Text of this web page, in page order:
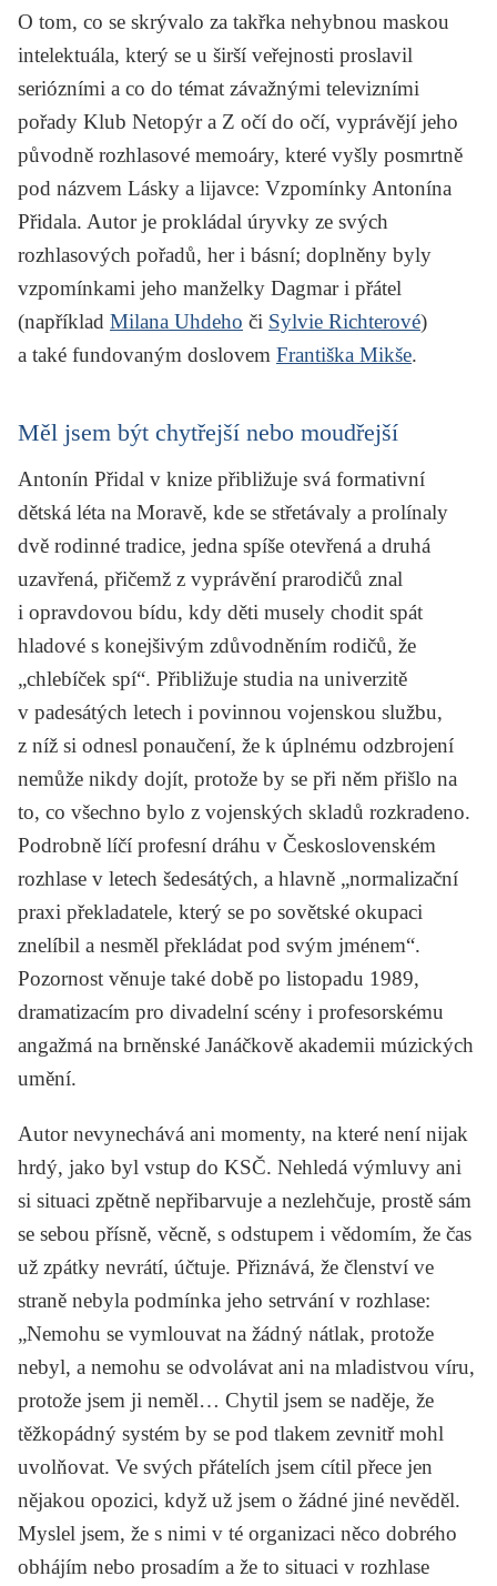
O tom, co se skrývalo za takřka nehybnou maskou
intelektuála, který se u širší veřejnosti proslavil
seriózními a co do témat závažnými televizními
pořady Klub Netopýr a Z očí do očí, vyprávějí jeho
původně rozhlasové memoáry, které vyšly posmrtně
pod názvem Lásky a lijavce: Vzpomínky Antonína
Přidala. Autor je prokládal úryvky ze svých
rozhlasových pořadů, her i básní; doplněny byly
vzpomínkami jeho manželky Dagmar i přátel
(například Milana Uhdeho či Sylvie Richterové)
a také fundovaným doslovem Františka Mikše.
Měl jsem být chytřejší nebo moudřejší
Antonín Přidal v knize přibližuje svá formativní
dětská léta na Moravě, kde se střetávaly a prolínaly
dvě rodinné tradice, jedna spíše otevřená a druhá
uzavřená, přičemž z vyprávění prarodičů znal
i opravdovou bídu, kdy děti musely chodit spát
hladové s konejšivým zdůvodněním rodičů, že
„chlebíček spí“. Přibližuje studia na univerzitě
v padesátých letech i povinnou vojenskou službu,
z níž si odnesl ponaučení, že k úplnému odzbrojení
nemůže nikdy dojít, protože by se při něm přišlo na
to, co všechno bylo z vojenských skladů rozkradeno.
Podrobně líčí profesní dráhu v Československém
rozhlase v letech šedesátých, a hlavně „normalizační
praxi překladatele, který se po sovětské okupaci
znelíbil a nesměl překládat pod svým jménem“.
Pozornost věnuje také době po listopadu 1989,
dramatizacím pro divadelní scény i profesorskému
angažmá na brněnské Janáčkově akademii múzických
umění.
Autor nevynechává ani momenty, na které není nijak
hrdý, jako byl vstup do KSČ. Nehledá výmluvy ani
si situaci zpětně nepřibarvuje a nezlehčuje, prostě sám
se sebou přísně, věcně, s odstupem i vědomím, že čas
už zpátky nevrátí, účtuje. Přiznává, že členství ve
straně nebyla podmínka jeho setrvání v rozhlase:
„Nemohu se vymlouvat na žádný nátlak, protože
nebyl, a nemohu se odvolávat ani na mladistvou víru,
protože jsem ji neměl… Chytil jsem se naděje, že
těžkopádný systém by se pod tlakem zevnitř mohl
uvolňovat. Ve svých přátelích jsem cítil přece jen
nějakou opozici, když už jsem o žádné jiné nevěděl.
Myslel jsem, že s nimi v té organizaci něco dobrého
obhájím nebo prosadím a že to situaci v rozhlase